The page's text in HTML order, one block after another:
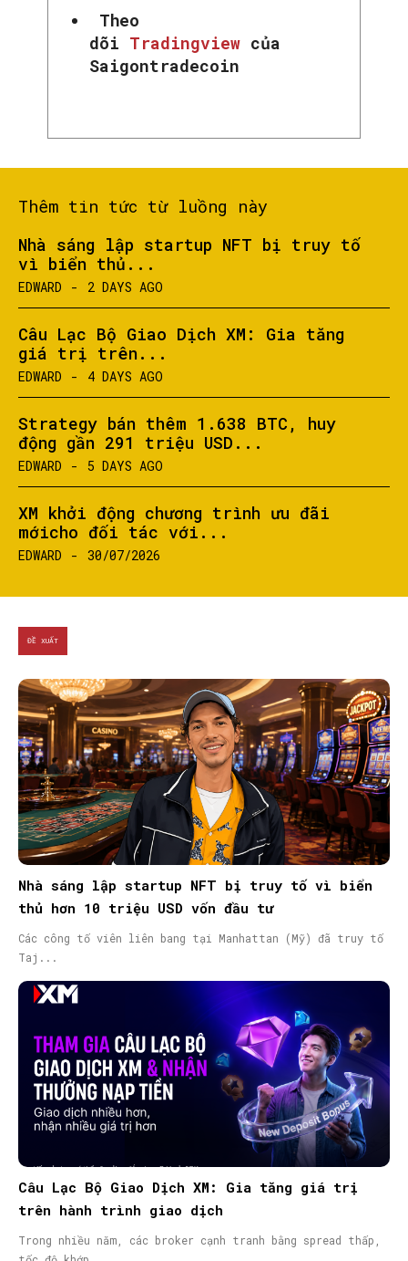
Theo
dõi Tradingview của
Saigontradecoin
Thêm tin tức từ luồng này
Nhà sáng lập startup NFT bị truy tố
vì biển thủ...
EDWARD - 2 DAYS AGO
Câu Lạc Bộ Giao Dịch XM: Gia tăng
giá trị trên...
EDWARD - 4 DAYS AGO
Strategy bán thêm 1.638 BTC, huy
động gần 291 triệu USD...
EDWARD - 5 DAYS AGO
XM khởi động chương trình ưu đãi
mớicho đối tác với...
EDWARD - 30/07/2026
ĐỀ XUẤT
Nhà sáng lập startup NFT bị truy tố vì biển
thủ hơn 10 triệu USD vốn đầu tư
Các công tố viên liên bang tại Manhattan (Mỹ) đã truy tố
Taj...
Câu Lạc Bộ Giao Dịch XM: Gia tăng giá trị
trên hành trình giao dịch
Trong nhiều năm, các broker cạnh tranh bằng spread thấp,